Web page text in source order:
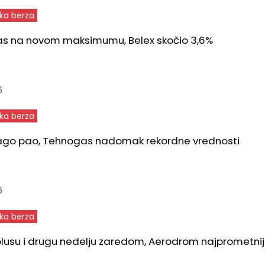
berza
na novom maksimumu, Belex skočio 3,6%
berza
pao, Tehnogas nadomak rekordne vrednosti
berza
i drugu nedelju zaredom, Aerodrom